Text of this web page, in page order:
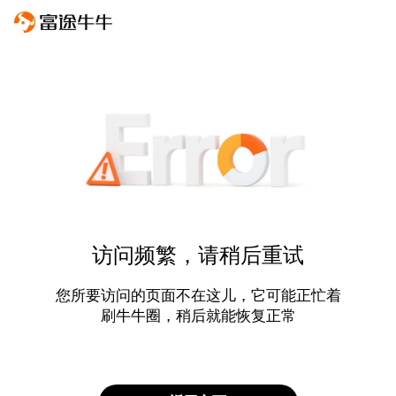
访问频繁，请稍后重试
您所要访问的页面不在这儿，它可能正忙着
刷牛牛圈，稍后就能恢复正常